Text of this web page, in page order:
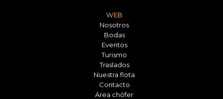
WEB
Nosotros
Bodas
Eventos
Turismo
Traslados
Nuestra flota
Contacto
Área chófer